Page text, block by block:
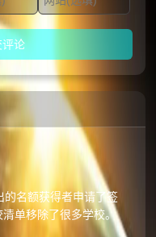
论
的名额获得者申请了签
单移除了很多学校。